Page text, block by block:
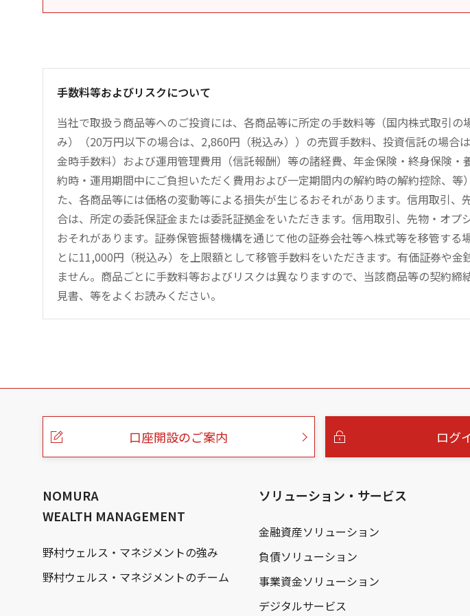
手数料等およびリスクについて
当社で取扱う商品等へのご投資には、各商品等に所定の手数料等（国内株式取引
み）（20万円以下の場合は、2,860円（税込み））の売買手数料、投資信託の場合
金時手数料）および運用管理費用（信託報酬）等の諸経費、年金保険・終身保険
約時・運用期間中にご負担いただく費用および一定期間内の解約時の解約控除、等
た、各商品等には価格の変動等による損失が生じるおそれがあります。信用取引
合は、所定の委託保証金または委託証拠金をいただきます。信用取引、先物・オプ
おそれがあります。証券保管振替機構を通じて他の証券会社等へ株式等を移管する
とに11,000円（税込み）を上限額として移管手数料をいただきます。有価証券や
ません。商品ごとに手数料等およびリスクは異なりますので、当該商品等の契約
見書、等をよくお読みください。
こ
口座開設のご案内 ログ
NOMURA
WEALTH MANAGEMENT
野村ウェルス・マネジメントの強み
野村ウェルス・マネジメントのチーム
ソリューション・サービス
金融資産ソリューション
負債ソリューション
事業資金ソリューション
デジタルサービス